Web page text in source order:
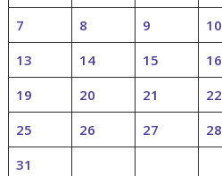
7
8 9 10
13
14 15 16
19
20 21 22
25
26 27 28
31